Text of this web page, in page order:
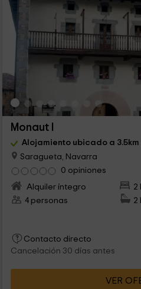
Monaut I
Alojamiento ubicado a 3.5km
Saragueta, Navarra
0 opiniones
Alquiler íntegro
2
4 personas
2
Contacto directo
Cancelación 30 días antes
VER